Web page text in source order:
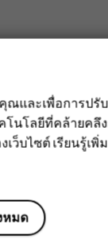
ณสามารถอ่าน
ลับ
ต้ข้อความนั้น แล้
ณและเพื่อการปรั
โนโลยีที่คล้ายคลึ
ว็บไซต์ เรียนรู้เพิ่
หมด